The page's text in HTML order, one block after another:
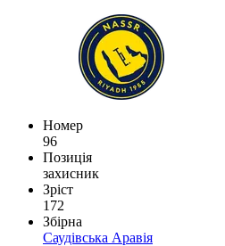
Номер
96
Позиція
захисник
Зріст
172
Збірна
Саудівська Аравія